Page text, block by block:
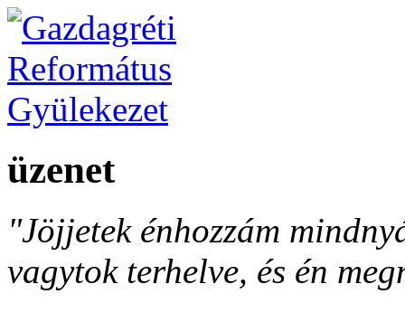
üzenet
"Jöjjetek énhozzám
vagytok terhelve, és én